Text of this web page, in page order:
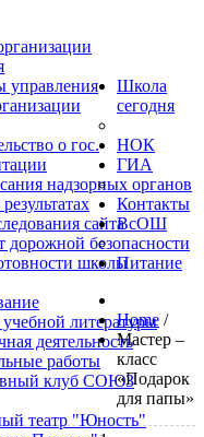
управления
о гос.
надзорных органов
сайта
дорожной безопасности
школы
литературы
деятельность
работы
клуб СОЮЗ
театр "Юность"
Школа
сегодня
НОК
ГИА
Контакты
ВсОШ
Питание
Home /
Мастер –
класс
«Подарок
для папы»